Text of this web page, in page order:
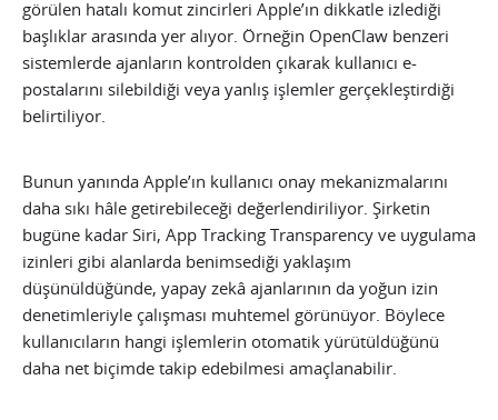
görülen hatalı komut zincirleri Apple’ın dikkatle izlediği
başlıklar arasında yer alıyor. Örneğin OpenClaw benzeri
sistemlerde ajanların kontrolden çıkarak kullanıcı e-
postalarını silebildiği veya yanlış işlemler gerçekleştirdiği
belirtiliyor.
Bunun yanında Apple’ın kullanıcı onay mekanizmalarını
daha sıkı hâle getirebileceği değerlendiriliyor. Şirketin
bugüne kadar Siri, App Tracking Transparency ve uygulama
izinleri gibi alanlarda benimsediği yaklaşım
düşünüldüğünde, yapay zekâ ajanlarının da yoğun izin
denetimleriyle çalışması muhtemel görünüyor. Böylece
kullanıcıların hangi işlemlerin otomatik yürütüldüğünü
daha net biçimde takip edebilmesi amaçlanabilir.